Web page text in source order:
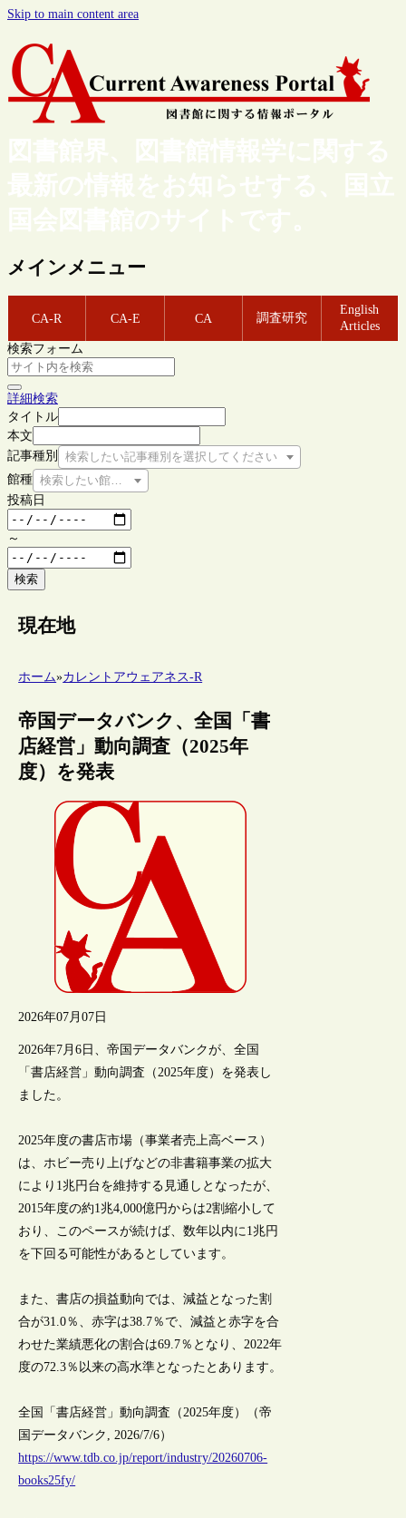
Skip to main content area
図書館界、図書館情報学に関する
最新の情報をお知らせする、国立
国会図書館のサイトです。
メインメニュー
CA-R CA-E CA 調査研究
English
Articles
検索フォーム
詳細検索
タイトル
本文
記事種別
検索したい記事種別を選択してください
館種 検索したい館種を選択してください
投稿日
～
検索
現在地
ホーム»カレントアウェアネス-R
帝国データバンク、全国「書
店経営」動向調査（2025年
度）を発表
2026年07月07日
2026年7月6日、帝国データバンクが、全国
「書店経営」動向調査（2025年度）を発表し
ました。
2025年度の書店市場（事業者売上高ベース）
は、ホビー売り上げなどの非書籍事業の拡大
により1兆円台を維持する見通しとなったが、
2015年度の約1兆4,000億円からは2割縮小して
おり、このペースが続けば、数年以内に1兆円
を下回る可能性があるとしています。
また、書店の損益動向では、減益となった割
合が31.0％、赤字は38.7％で、減益と赤字を合
わせた業績悪化の割合は69.7％となり、2022年
度の72.3％以来の高水準となったとあります。
全国「書店経営」動向調査（2025年度）（帝
国データバンク, 2026/7/6）
https://www.tdb.co.jp/report/industry/20260706-
books25fy/